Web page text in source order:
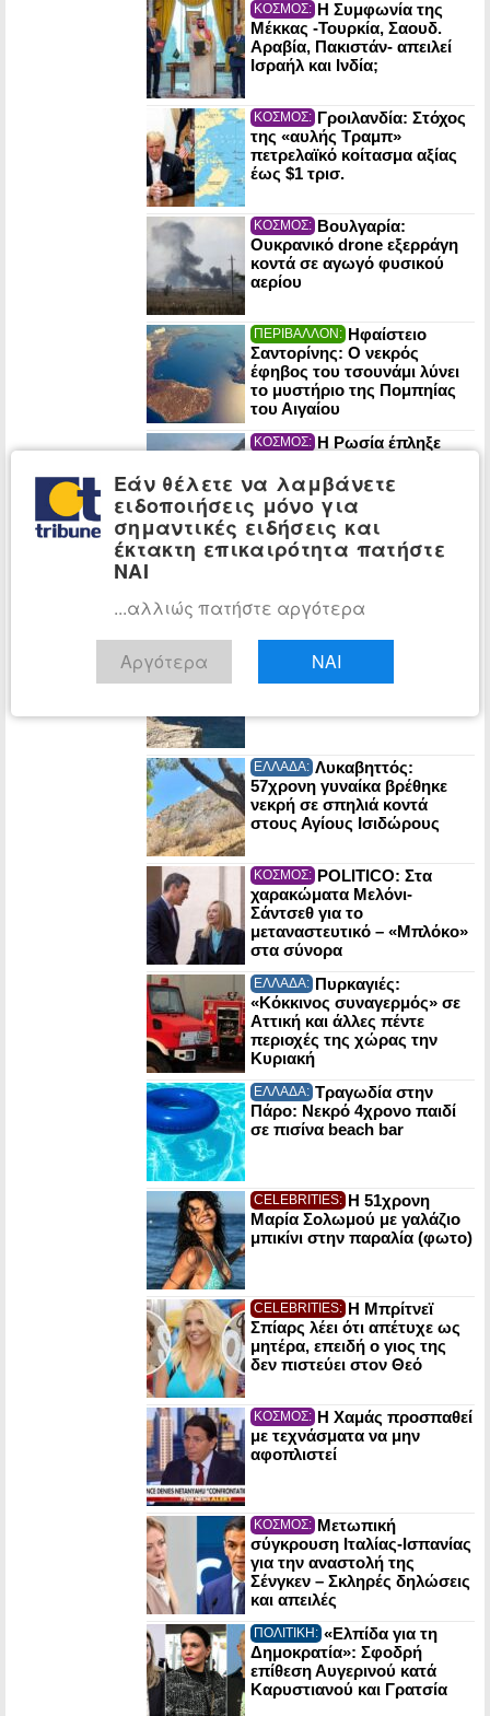
ΚΟΣΜΟΣ: Η Συμφωνία της
Μέκκας -Τουρκία, Σαουδ.
Αραβία, Πακιστάν- απειλεί
Ισραήλ και Ινδία;
ΚΟΣΜΟΣ: Γροιλανδία: Στόχος
της «αυλής Τραμπ»
πετρελαϊκό κοίτασμα αξίας
έως $1 τρισ.
ΚΟΣΜΟΣ: Βουλγαρία:
Ουκρανικό drone εξερράγη
κοντά σε αγωγό φυσικού
αερίου
ΠΕΡΙΒΑΛΛΟΝ: Ηφαίστειο
Σαντορίνης: Ο νεκρός
έφηβος του τσουνάμι λύνει
το μυστήριο της Πομπηίας
του Αιγαίου
ΚΟΣΜΟΣ: Η Ρωσία έπληξε
εγκαταστάσεις που
υποστηρίζουν την Ουκρανία
σε Οδησσό και Μικολάιφ
ΚΟΣΜΟΣ: NYT: «Ψυχρός
φυσικούς πόρους στη
Σελήνη
Ομάν: «Θετικές» οι
ΕΛΛΑΔΑ: Λυκαβηττός:
57χρονη γυναίκα βρέθηκε
νεκρή σε σπηλιά κοντά
στους Αγίους Ισιδώρους
ΚΟΣΜΟΣ: POLITICO: Στα
χαρακώματα Μελόνι-
Σάντσεθ για το
μεταναστευτικό – «Μπλόκο»
στα σύνορα
ΕΛΛΑΔΑ: Πυρκαγιές:
«Κόκκινος συναγερμός» σε
Αττική και άλλες πέντε
περιοχές της χώρας την
Κυριακή
ΕΛΛΑΔΑ: Τραγωδία στην
Πάρο: Νεκρό 4χρονο παιδί
σε πισίνα beach bar
CELEBRITIES: Η 51χρονη
Μαρία Σολωμού με γαλάζιο
μπικίνι στην παραλία (φωτο)
CELEBRITIES: Η Μπρίτνεϊ
Σπίαρς λέει ότι απέτυχε ως
μητέρα, επειδή ο γιος της
δεν πιστεύει στον Θεό
ΚΟΣΜΟΣ: Η Χαμάς προσπαθεί
με τεχνάσματα να μην
αφοπλιστεί
ΚΟΣΜΟΣ: Μετωπική
σύγκρουση Ιταλίας-Ισπανίας
για την αναστολή της
Σένγκεν – Σκληρές δηλώσεις
και απειλές
ΠΟΛΙΤΙΚΗ: «Ελπίδα για τη
Δημοκρατία»: Σφοδρή
επίθεση Αυγερινού κατά
Καρυστιανού και Γρατσία
Εάν θέλετε να λαμβάνετε
ειδοποιήσεις μόνο για
σημαντικές ειδήσεις και
έκτακτη επικαιρότητα πατήστε
ΝΑΙ
...αλλιώς πατήστε αργότερα
Αργότερα ΝΑΙ